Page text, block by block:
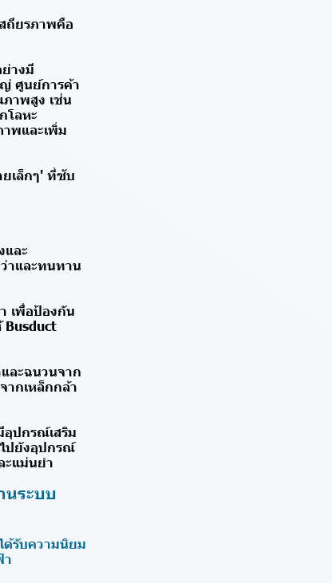
ถียรภาพคือ
างมี
ศูนย์การค้า
าพสูง เช่น
โลหะ
พและเพิ่ม
เล็กๆ' ที่ซับ
ละ
าและทนทาน
เพื่อป้องกัน
Busduct
ละฉนวนจาก
กเหล็กกล้า
อุปกรณ์เสริม
ปยังอุปกรณ์
ะแม่นยำ
ระบบ
ด้รับความนิยม
า